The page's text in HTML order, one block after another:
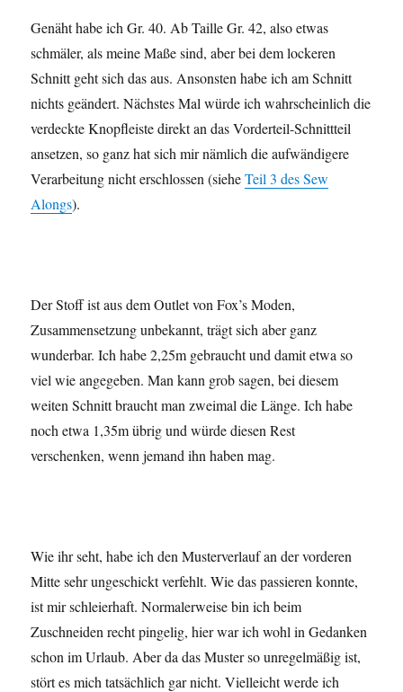
Genäht habe ich Gr. 40. Ab Taille Gr. 42, also etwas
schmäler, als meine Maße sind, aber bei dem lockeren
Schnitt geht sich das aus. Ansonsten habe ich am Schnitt
nichts geändert. Nächstes Mal würde ich wahrscheinlich die
verdeckte Knopfleiste direkt an das Vorderteil-Schnittteil
ansetzen, so ganz hat sich mir nämlich die aufwändigere
Verarbeitung nicht erschlossen (sieheTeil 3 des Sew
Alongs).
Der Stoff ist aus dem Outlet von Fox’s Moden,
Zusammensetzung unbekannt, trägt sich aber ganz
wunderbar. Ich habe 2,25m gebraucht und damit etwa so
viel wie angegeben. Man kann grob sagen, bei diesem
weiten Schnitt braucht man zweimal die Länge. Ich habe
noch etwa 1,35m übrig und würde diesen Rest
verschenken, wenn jemand ihn haben mag.
Wie ihr seht, habe ich den Musterverlauf an der vorderen
Mitte sehr ungeschickt verfehlt. Wie das passieren konnte,
ist mir schleierhaft. Normalerweise bin ich beim
Zuschneiden recht pingelig, hier war ich wohl in Gedanken
schon im Urlaub. Aber da das Muster so unregelmäßig ist,
stört es mich tatsächlich gar nicht. Vielleicht werde ich